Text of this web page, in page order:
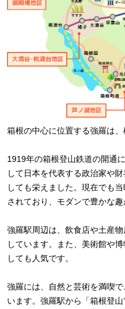
箱根の中心に位置する強羅は
1919年の箱根登山鉄道の開通
して日本を代表する政治家や
しても栄えました。現在でも
されており、モダンで豊かな
強羅駅周辺は、飲食店や土産
しています。また、美術館や
しても人気です。
強羅には、自然と芸術を満喫
います。強羅駅から「箱根登